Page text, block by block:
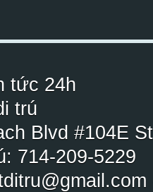
tức 24h
trú
Blvd #104E
714-209-5229